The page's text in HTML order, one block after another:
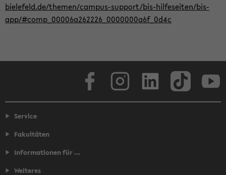
bielefeld.de/themen/campus-support/bis-hilfeseiten/bis-
app/#comp_00006a262226_0000000a6f_0d4c
Service
Fakultäten
Informationen für ...
Weiteres